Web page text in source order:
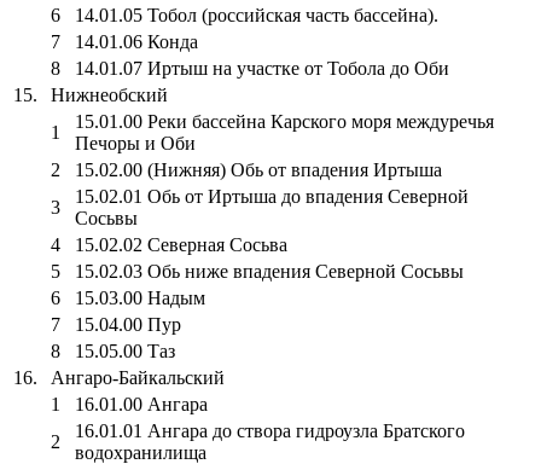
6
14.01.05 Тобол (российская часть бассейна).
7
14.01.06 Конда
8
14.01.07 Иртыш на участке от Тобола до Оби
15.
Нижнеобский
1
15.01.00 Реки бассейна Карского моря междуречья
Печоры и Оби
2
15.02.00 (Нижняя) Обь от впадения Иртыша
3
15.02.01 Обь от Иртыша до впадения Северной
Сосьвы
4
15.02.02 Северная Сосьва
5
15.02.03 Обь ниже впадения Северной Сосьвы
6
15.03.00 Надым
7
15.04.00 Пур
8
15.05.00 Таз
16.
Ангаро-Байкальский
1
16.01.00 Ангара
2
16.01.01 Ангара до створа гидроузла Братского
водохранилища